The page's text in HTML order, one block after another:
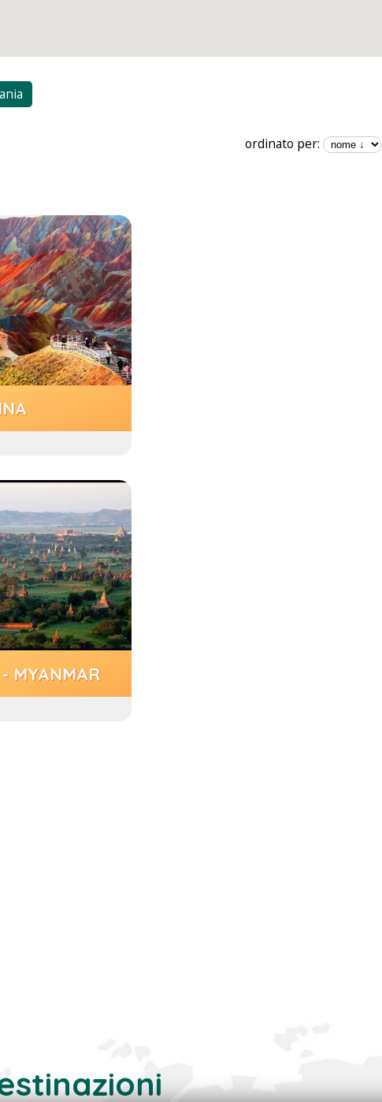
ordinato per:
MYANMAR